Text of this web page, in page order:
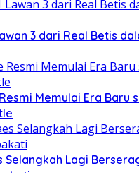
3 dari Real Betis
Memulai Era Baru
Selangkah Lagi